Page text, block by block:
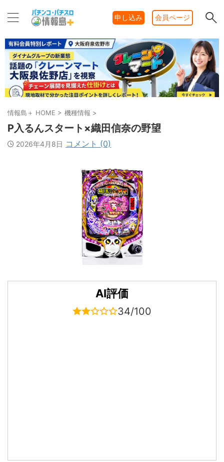
申し込み 会員ページ
情報島＋ HOME > 機種情報 >
P入るんスタート×織田信奈の野望
2026年4月8日 コメント (0)
AI評価
34/100